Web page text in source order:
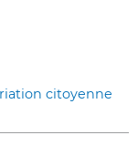
citoyenne